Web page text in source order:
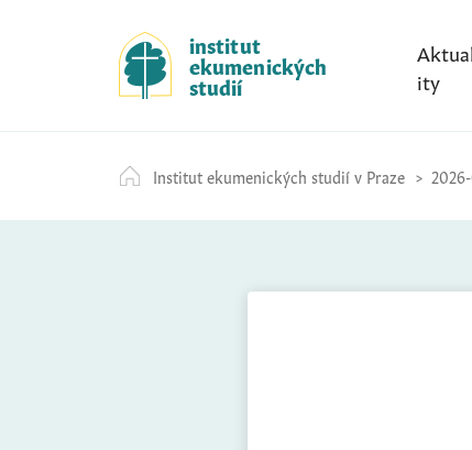
k
i
p
t
c
o
institut
ekumenických
studií
ity
Institut ekumenických studií v Praze